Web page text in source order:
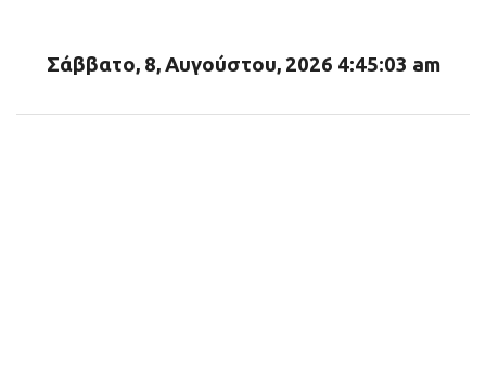
Σάββατο, 8, Αυγούστου, 2026 4:45:05 am